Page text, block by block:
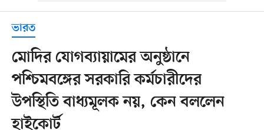
ভারত
মোদির যোগব্যায়ামের অনুষ্ঠানে
পশ্চিমবঙ্গের সরকারি কর্মচারীদের
উপস্থিতি বাধ্যমূলক নয়, কেন বললেন
হাইকোর্ট